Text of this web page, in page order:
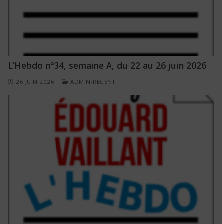
L’Hebdo n°34, semaine A, du 22 au 26 juin 2026
26 JUIN 2026 ADMIN-RECENT